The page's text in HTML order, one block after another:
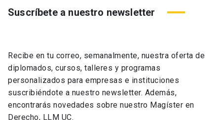
Suscríbete a nuestro newsletter
Recibe en tu correo, semanalmente, nuestra oferta de
diplomados, cursos, talleres y programas
personalizados para empresas e instituciones
suscribiéndote a nuestro newsletter. Además,
encontrarás novedades sobre nuestro Magíster en
Derecho, LLM UC.